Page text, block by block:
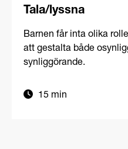
Tala/lyssna
Barnen får inta olika
att gestalta både
synliggörande.
15 min